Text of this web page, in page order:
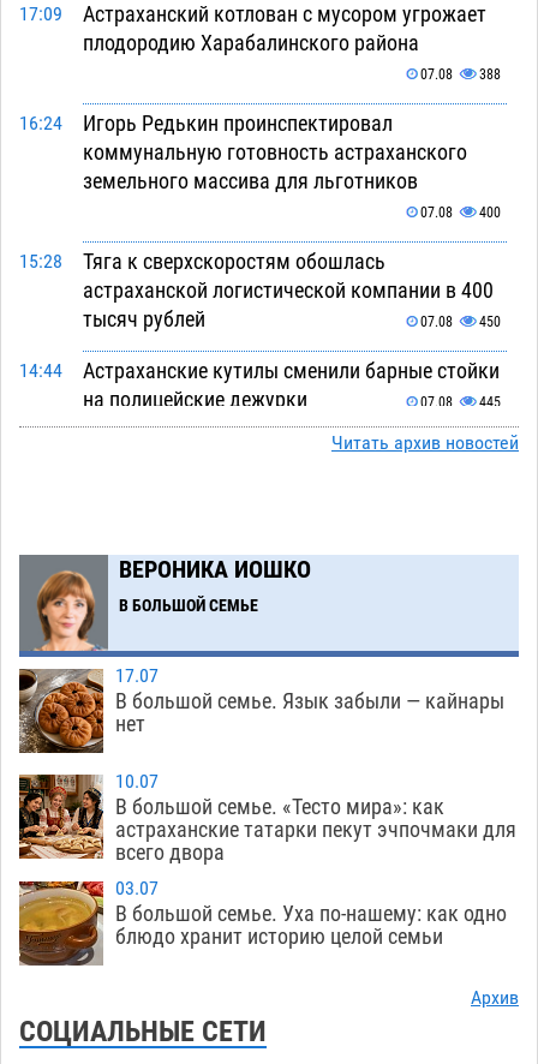
17:09
Астраханский котлован с мусором угрожает
плодородию Харабалинского района
07.08 388
16:24
Игорь Редькин проинспектировал
коммунальную готовность астраханского
земельного массива для льготников
07.08 400
15:28
Тяга к сверхскоростям обошлась
астраханской логистической компании в 400
тысяч рублей
07.08 450
14:44
Астраханские кутилы сменили барные стойки
на полицейские дежурки
07.08 445
С 11 августа астраханские водоемы
13:29
Астраханский аэропорт попробует отбиться
от ворон в апелляционном суде
12:53
Астраханские археологи откопали древнюю
помойку
11:58
В Астрахани подросток угнал мотоцикл и
похитил чужие мобильник с банковскими
картами
11:20
Астраханцев ждут на парковом газоне с
призами и эрмитажными котами
10:43
Астраханский суд встал на сторону МЧС в
споре за возврат униформы
07.08
На Всероссийской Спартакиаде астраханские
гандболисты уступили казанским «драконам»
Читать архив новостей
ВЕРОНИКА ИОШКО
В БОЛЬШОЙ СЕМЬЕ
17.07
В большой семье. Язык забыли — кайнары
нет
10.07
В большой семье. «Тесто мира»: как
астраханские татарки пекут эчпочмаки для
всего двора
03.07
В большой семье. Уха по-нашему: как одно
блюдо хранит историю целой семьи
Архив
СОЦИАЛЬНЫЕ СЕТИ